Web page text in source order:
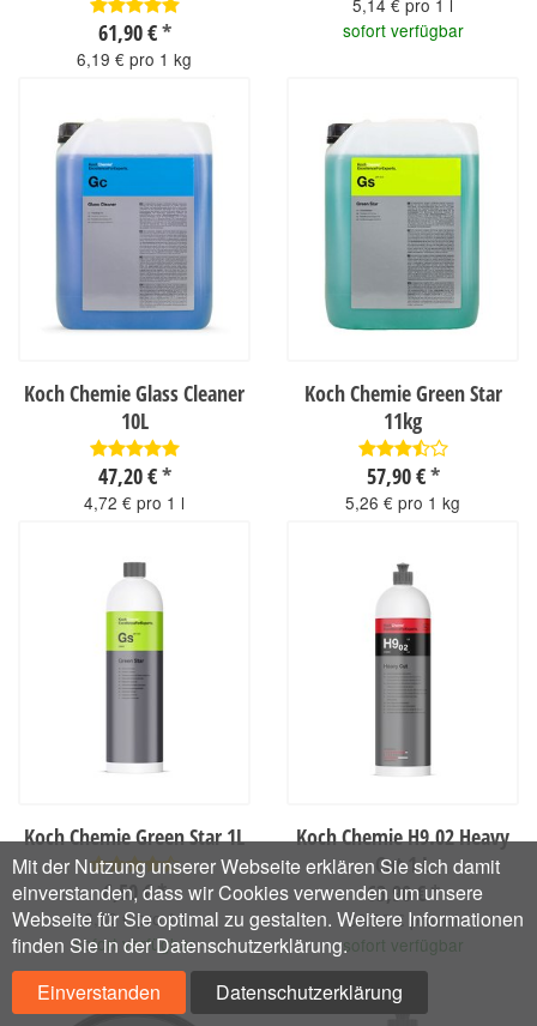
61,90 €*
6,19 € pro 1 kg
5,14 € pro 1 l
sofort verfügbar
Koch Chemie Glass Cleaner
10L
47,20 €*
4,72 € pro 1 l
Koch Chemie Green Star
11kg
57,90 €*
5,26 € pro 1 kg
Koch Chemie Green Star 1L
6,50 €*
6,50 € pro 1 l
sofort verfügbar
Koch Chemie H9.02 Heavy
Cut 1 L
63,90 € *
63,90 € pro 1 l
sofort verfügbar
Mit der Nutzung unserer Webseite erklären Sie sich damit
einverstanden, dass wir Cookies verwenden um unsere
Webseite für Sie optimal zu gestalten. Weitere Informationen
finden Sie in der Datenschutzerklärung.
Einverstanden
Datenschutzerklärung